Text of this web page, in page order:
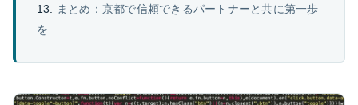
まとめ：京都で信頼できるパートナーと共に第一歩
を